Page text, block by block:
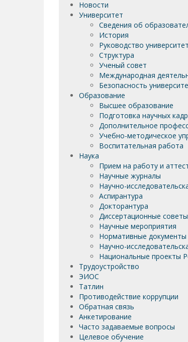
Новости
Университет
Сведения об
История
Руководство
Структура
Ученый совет
Международная
Безопасность
Образование
Высшее образование
Подготовка научных
Дополнительное
Учебно-методическое
Воспитательная работа
Наука
Прием на работу и
Научные журналы
Научно-
Аспирантура
Докторантура
Диссертационные советы
Научные мероприятия
Нормативные документы
Научно-
Национальные проекты
Трудоустройство
ЭИОС
Татлин
Противодействие коррупции
Обратная связь
Анкетирование
Часто задаваемые вопросы
Целевое обучение